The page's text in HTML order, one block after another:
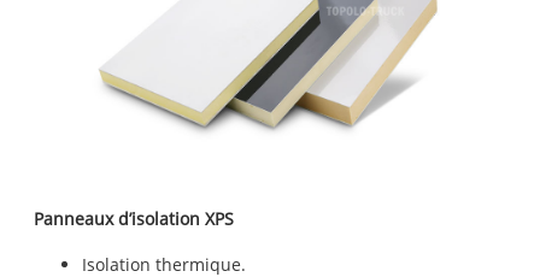
Panneaux d’isolation XPS
Isolation thermique.